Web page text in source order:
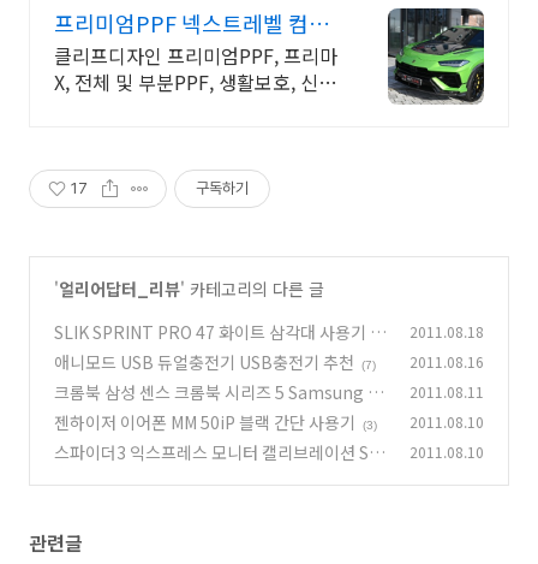
프리미엄PPF 넥스트레벨 컴퓨
터재단PPF전문업체
클리프디자인 프리미엄PPF, 프리마
X, 전체 및 부분PPF, 생활보호, 신차
17 구독하기
'얼리어답터_리뷰' 카테고리의 다른 글
SLIK SPRINT PRO 47 화이트 삼각대 사용기
(1
2)
2011.08.18
애니모드 USB 듀얼충전기 USB충전기 추천 (7) 2011.08.16
크롬북 삼성 센스 크롬북 시리즈 5 Samsung C
hromebook 개봉기
(37)
2011.08.11
젠하이저 이어폰 MM 50iP 블랙 간단 사용기 (3) 2011.08.10
스파이더3 익스프레스 모니터 캘리브레이션 Spy
2011.08.10
관련글